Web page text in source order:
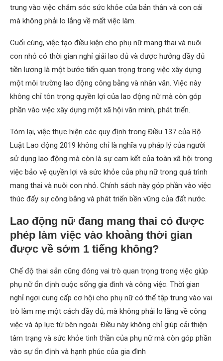
trung vào việc chăm sóc sức khỏe của bản thân và con cái
mà không phải lo lắng về mất việc làm.
Cuối cùng, việc tạo điều kiện cho phụ nữ mang thai và nuôi
con nhỏ có thời gian nghỉ giải lao đủ và được hưởng đầy đủ
tiền lương là một bước tiến quan trọng trong việc xây dựng
một môi trường lao động công bằng và nhân văn. Việc này
không chỉ tôn trọng quyền lợi của lao động nữ mà còn góp
phần vào việc xây dựng một xã hội văn minh, phát triển.
Tóm lại, việc thực hiện các quy định trong Điều 137 của Bộ
Luật Lao động 2019 không chỉ là nghĩa vụ pháp lý của người
sử dụng lao động mà còn là sự cam kết của toàn xã hội trong
việc bảo vệ quyền lợi và sức khỏe của phụ nữ trong quá trình
mang thai và nuôi con nhỏ. Chính sách này góp phần vào việc
thúc đẩy sự công bằng và phát triển bền vững của đất nước.
Lao động nữ đang mang thai có được
phép làm việc vào khoảng thời gian
được về sớm 1 tiếng không?
Chế độ thai sản cũng đóng vai trò quan trọng trong việc giúp
phụ nữ ổn định cuộc sống gia đình và công việc. Thời gian
nghỉ ngơi cung cấp cơ hội cho phụ nữ có thể tập trung vào vai
trò làm mẹ một cách đầy đủ, mà không phải lo lắng về công
việc và áp lực từ bên ngoài. Điều này không chỉ giúp cải thiện
tâm trạng và sức khỏe tinh thần của phụ nữ mà còn góp phần
vào sự ổn định và hạnh phúc của gia đình